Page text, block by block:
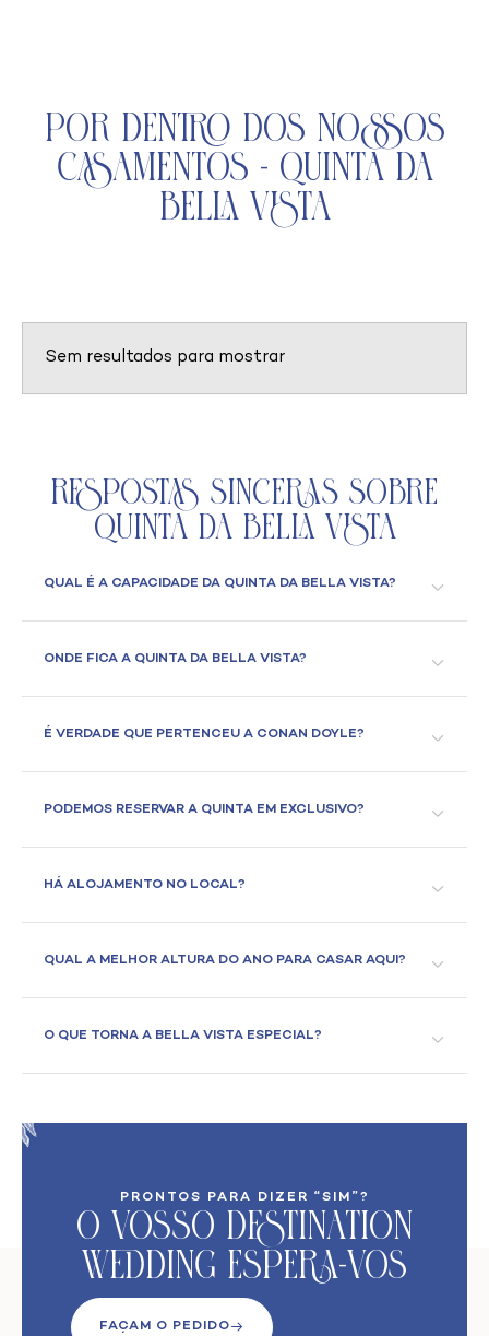
Por Dentro dos Nossos
Casamentos - Quinta da
Bella Vista
Sem resultados para mostrar
Respostas Sinceras Sobre
Quinta da Bella Vista
QUAL É A CAPACIDADE DA QUINTA DA BELLA VISTA?
ONDE FICA A QUINTA DA BELLA VISTA?
É VERDADE QUE PERTENCEU A CONAN DOYLE?
PODEMOS RESERVAR A QUINTA EM EXCLUSIVO?
HÁ ALOJAMENTO NO LOCAL?
QUAL A MELHOR ALTURA DO ANO PARA CASAR AQUI?
O QUE TORNA A BELLA VISTA ESPECIAL?
PRONTOS PARA DIZER “SIM”?
O VoSso Destination
Wedding Espera-vos
FAÇAM O PEDIDO